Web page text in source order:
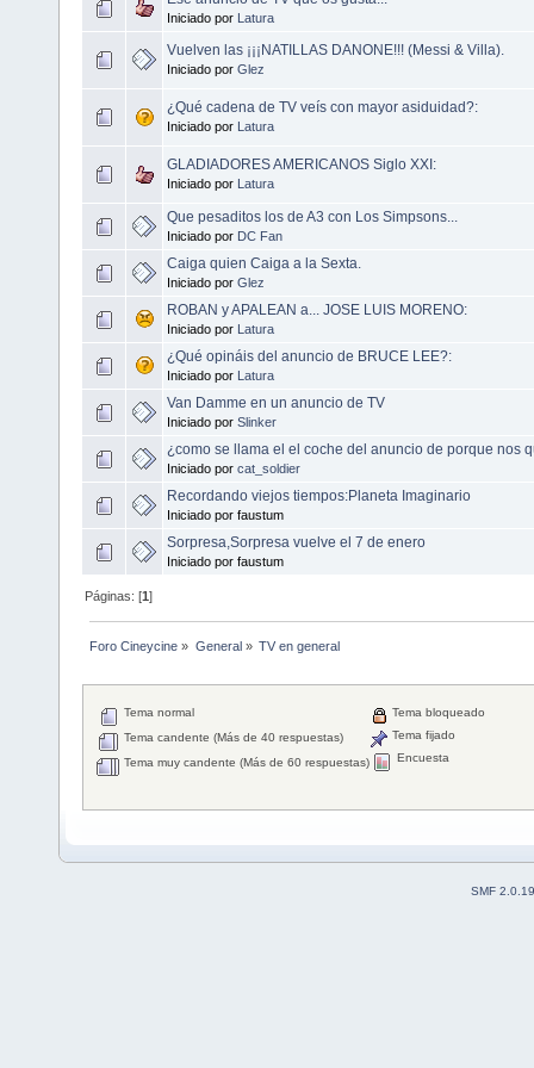
Iniciado por Latura
Vuelven las ¡¡¡NATILLAS DANONE!!! (Messi & Villa).
Iniciado por Glez
¿Qué cadena de TV veís con mayor asiduidad?:
Iniciado por Latura
GLADIADORES AMERICANOS Siglo XXI:
Iniciado por Latura
Que pesaditos los de A3 con Los Simpsons...
Iniciado por DC Fan
Caiga quien Caiga a la Sexta.
Iniciado por Glez
ROBAN y APALEAN a... JOSE LUIS MORENO:
Iniciado por Latura
¿Qué opináis del anuncio de BRUCE LEE?:
Iniciado por Latura
Van Damme en un anuncio de TV
Iniciado por Slinker
¿como se llama el el coche del anuncio de porque nos
Iniciado por cat_soldier
Recordando viejos tiempos:Planeta Imaginario
Iniciado por faustum
Sorpresa,Sorpresa vuelve el 7 de enero
Iniciado por faustum
Páginas: [1]
Foro Cineycine » General» TV en general
Tema normal
Tema candente (Más de 40 respuestas)
Tema muy candente (Más de 60 respuestas)
Tema bloqueado
Tema fijado
Encuesta
SMF 2.0.19